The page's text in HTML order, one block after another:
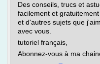
Des conseils, trucs et
facilement et
et d'autres sujets que
avec vous.
tutoriel français,
Abonnez-vous à ma